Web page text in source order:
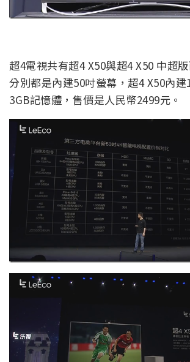
超4電視共有超4 X50與超4 X50 中超
分別都是內建50吋螢幕，超4 X50內建
3GB記憶體，售價是人民幣2499元。